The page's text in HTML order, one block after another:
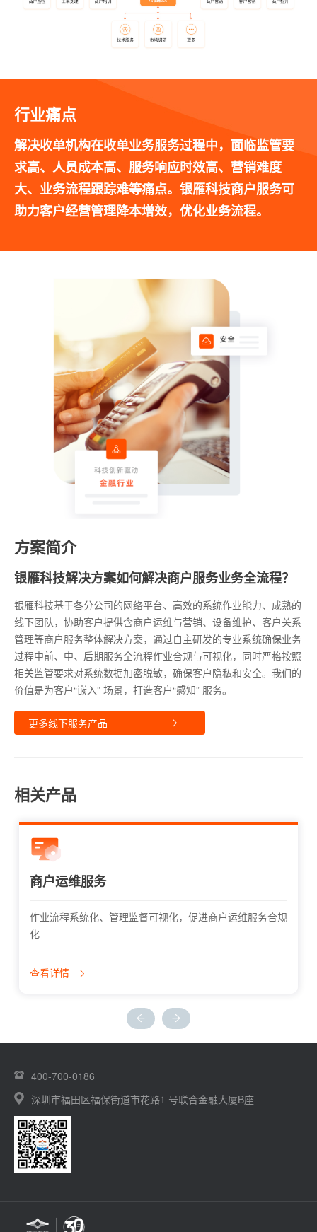
行业痛点
解决收单机构在收单业务服务过程中，面临监管要
求高、人员成本高、服务响应时效高、营销难度
大、业务流程跟踪难等痛点。银雁科技商户服务可
助力客户经营管理降本增效，优化业务流程。
方案简介
银雁科技解决方案如何解决商户服务业务全流程？
银雁科技基于各分公司的网络平台、高效的系统作业能力、成熟的
线下团队，协助客户提供含商户运维与营销、设备维护、客户关系
管理等商户服务整体解决方案，通过自主研发的专业系统确保业务
过程中前、中、后期服务全流程作业合规与可视化，同时严格按照
相关监管要求对系统数据加密脱敏，确保客户隐私和安全。我们的
价值是为客户“嵌入” 场景，打造客户“感知” 服务。
更多线下服务产品
相关产品
商户运维服务
作业流程系统化、管理监督可视化，促进商户运维服务合规
化
查看详情
400-700-0186
深圳市福田区福保街道市花路1 号联合金融大厦B座